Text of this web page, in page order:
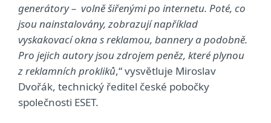
generátory – volně šiřenými po internetu. Poté, co
jsou nainstalovány, zobrazují například
vyskakovací okna s reklamou, bannery a podobně.
Pro jejich autory jsou zdrojem peněz, které plynou
z reklamních prokliků,“ vysvětluje Miroslav
Dvořák, technický ředitel české pobočky
společnosti ESET.